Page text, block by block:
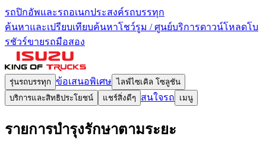
รถปิกอัพและรถอเนกประสงค์รถบรรทุก
ค้นหาและเปรียบเทียบค้นหาโชว์รูม / ศูนย์บริการดาวน์โหลดโบ
รชัวร์ขายรถมือสอง
รุ่นรถบรรทุก ข้อเสนอพิเศษ ไลฟ์ไซเคิล โซลูชัน
บริการและสิทธิประโยชน์
แชร์สิ่งดีๆ สนใจรถ เมนู
รายการบำรุงรักษาตามระยะ